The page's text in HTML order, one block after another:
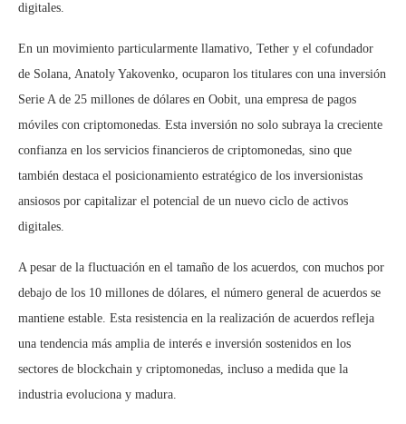
digitales.
En un movimiento particularmente llamativo, Tether y el cofundador
de Solana, Anatoly Yakovenko, ocuparon los titulares con una inversión
Serie A de 25 millones de dólares en Oobit, una empresa de pagos
móviles con criptomonedas. Esta inversión no solo subraya la creciente
confianza en los servicios financieros de criptomonedas, sino que
también destaca el posicionamiento estratégico de los inversionistas
ansiosos por capitalizar el potencial de un nuevo ciclo de activos
digitales.
A pesar de la fluctuación en el tamaño de los acuerdos, con muchos por
debajo de los 10 millones de dólares, el número general de acuerdos se
mantiene estable. Esta resistencia en la realización de acuerdos refleja
una tendencia más amplia de interés e inversión sostenidos en los
sectores de blockchain y criptomonedas, incluso a medida que la
industria evoluciona y madura.